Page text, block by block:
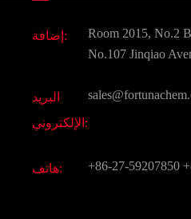
النكهات و عطور
الكيميائية CAS
جميع المواد الكيميائية غرامة
إضافة:
Room 2015, No.2
No.107 Jinqiao
البريد
الإلكتروني:
هاتف: +86-27-59207850